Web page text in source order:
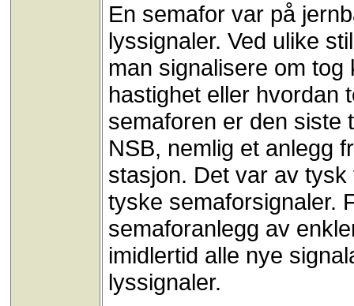
En semafor var på
lyssignaler. Ved ulike
man signalisere om
hastighet eller hvordan
semaforen er den siste
NSB, nemlig et anlegg
stasjon. Det var av
tyske semaforsignaler.
semaforanlegg av
imidlertid alle nye
lyssignaler.